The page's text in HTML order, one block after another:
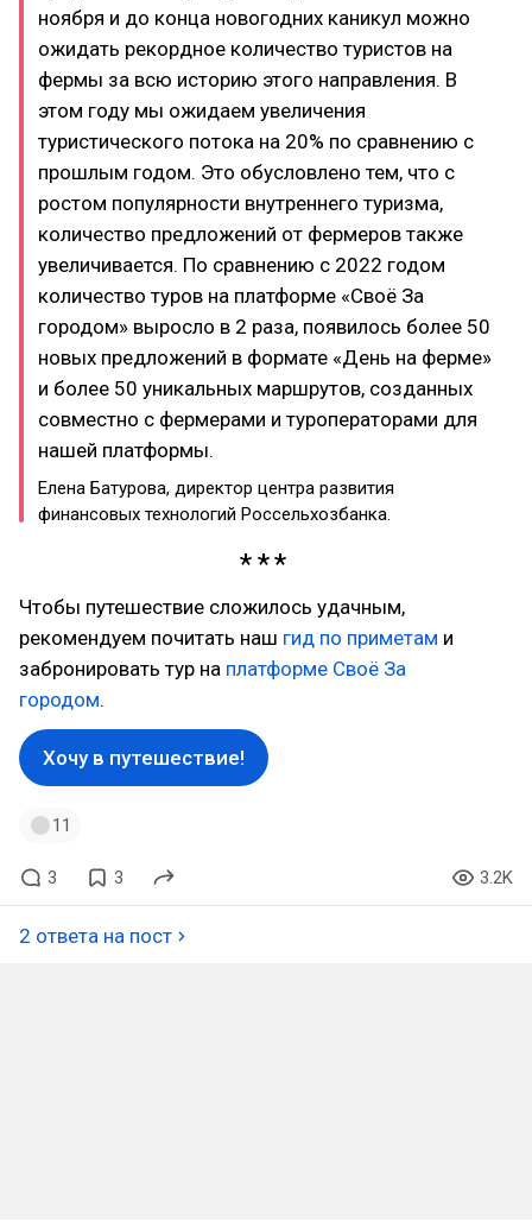
ноября и до конца новогодних каникул можно
ожидать рекордное количество туристов на
фермы за всю историю этого направления. В
этом году мы ожидаем увеличения
туристического потока на 20% по сравнению с
прошлым годом. Это обусловлено тем, что с
ростом популярности внутреннего туризма,
количество предложений от фермеров также
увеличивается. По сравнению с 2022 годом
количество туров на платформе «Своё За
городом» выросло в 2 раза, появилось более 50
новых предложений в формате «День на ферме»
и более 50 уникальных маршрутов, созданных
совместно с фермерами и туроператорами для
нашей платформы.
Елена Батурова, директор центра развития
финансовых технологий Россельхозбанка.
Чтобы путешествие сложилось удачным,
рекомендуем почитать наш гид по приметам и
забронировать тур на платформе Своё За
городом.
Хочу в путешествие!
11
3 3 3.2K
2 ответа на пост